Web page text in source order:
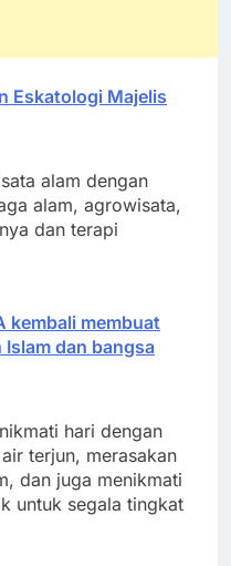
Eskatologi Majelis
alam dengan
alam, agrowisata,
dan terapi
kembali membuat
dan bangsa
hari dengan
terjun, merasakan
dan juga menikmati
untuk segala tingkat